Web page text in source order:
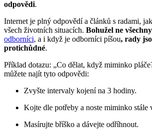
odpovědi.
Internet je plný odpovědí a článků s radami,
všech životních situacích. Bohužel ne
odborníci, a i když je odborníci píšou, rady
protichůdné.
Příklad dotazu: „Co dělat, když miminko
můžete najít tyto odpovědi:
Zvyšte intervaly kojení na 3 hodiny.
Kojte dle potřeby a noste miminko stále
Masírujte bříško a dávejte odříhnout.